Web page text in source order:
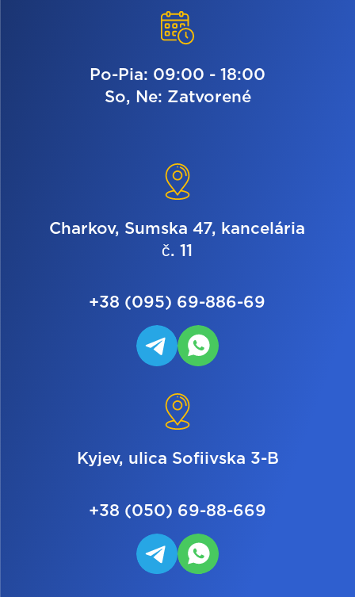
Po-Pia: 09:00 - 18:00
So, Ne: Zatvorené
Charkov, Sumska 47, kancelária
č. 11
+38 (095) 69-886-69
Kyjev, ulica Sofiivska 3-B
+38 (050) 69-88-669